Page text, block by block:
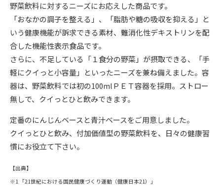
野菜飲料に対するニーズにお応えした商品です。
「おなかの調子を整える」、「脂肪や糖の吸収を抑える」と
いう健康機能が訴求できる素材、難消化性デキストリンを配
合した機能性表示食品です。
さらに、不足している「１食分の野菜」が摂取できる、「手
軽にクイっと小容量」といったニーズを兼ね備えました。容
器は、野菜飲料では初の100mlＰＥＴ容器を採用。ストロー
無しで、クイっとひと飲みできます。
定番のにんじんベースと青汁ベースをご用意しました。
クイっとひと飲み、付加価値型の野菜飲料を、日々の健康習
慣にお役立て下さい。
【出典】
※1 「21世紀における国民健康づくり運動（健康日本21）」